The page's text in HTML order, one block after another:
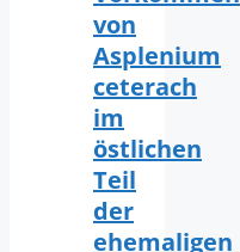
von
Asplenium
ceterach
im
östlichen
Teil
der
ehemaligen